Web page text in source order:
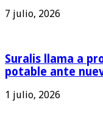
7 julio, 2026
Suralis llama a
potable ante
1 julio, 2026